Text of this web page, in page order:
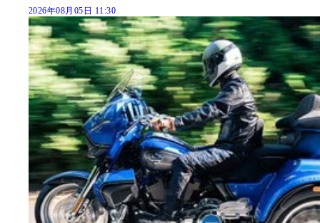
2026年08月05日 11:30